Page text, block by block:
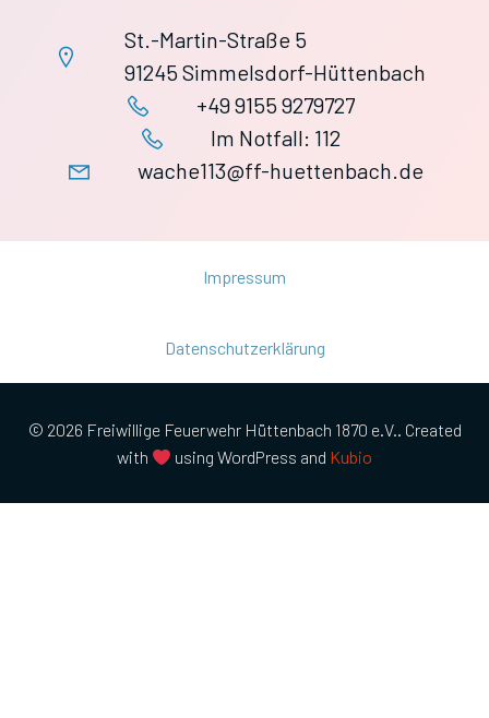
St.-Martin-Straße 5
91245 Simmelsdorf-Hüttenbach
+49 9155 9279727
Im Notfall: 112
wache113@ff-huettenbach.de
Impressum
Datenschutzerklärung
© 2026 Freiwillige Feuerwehr Hüttenbach 1870 e.V.. Created
with
using WordPress and Kubio